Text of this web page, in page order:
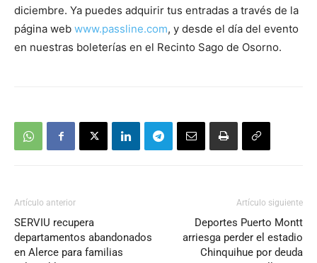
diciembre. Ya puedes adquirir tus entradas a través de la
página web www.passline.com, y desde el día del evento
en nuestras boleterías en el Recinto Sago de Osorno.
Artículo anterior
SERVIU recupera
departamentos abandonados
en Alerce para familias
Artículo siguiente
Deportes Puerto Montt
arriesga perder el estadio
Chinquihue por deuda